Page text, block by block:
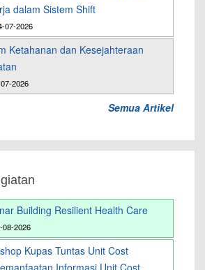
dalam Sistem Shift
07-2026
Ketahanan dan Kesejahteraan
2026
Semua Artikel
Building Resilient Health Care
08-2026
Kupas Tuntas Unit Cost
Informasi Unit Cost